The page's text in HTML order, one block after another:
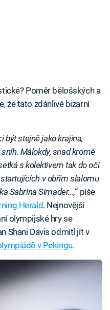
Poměr bělošských a
že tato zdánlivě bizarní
být stejně jako krajina,
Málokdy, snad kromě
s kolektivem tak do očí
v obřím slalomu
Sabrina Simader…,“ píše
Herald. Nejnovější
olympijské hry se
Shani Davis odmítl jít v
v Pekingu.